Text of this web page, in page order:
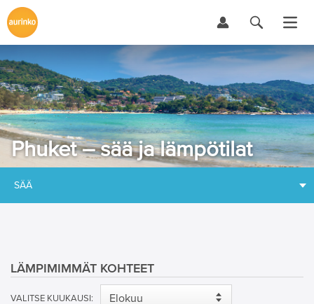
Phuket – sää ja lämpötilat
SÄÄ
LÄMPIMIMMÄT KOHTEET
VALITSE KUUKAUSI: